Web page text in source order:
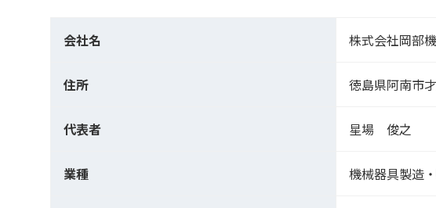
会社名 株式会社岡部
住所 徳島県阿南市
代表者 星場 俊之
業種 機械器具製造